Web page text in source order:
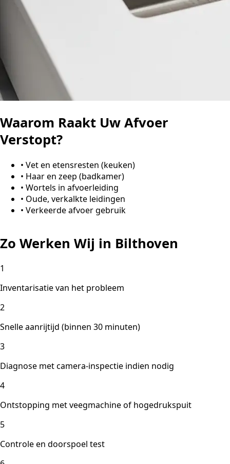
Waarom Raakt Uw Afvoer
Verstopt?
• Vet en etensresten (keuken)
• Haar en zeep (badkamer)
• Wortels in afvoerleiding
• Oude, verkalkte leidingen
• Verkeerde afvoer gebruik
Zo Werken Wij in Bilthoven
1
Inventarisatie van het probleem
2
Snelle aanrijtijd (binnen 30 minuten)
3
Diagnose met camera-inspectie indien nodig
4
Ontstopping met veegmachine of hogedrukspuit
5
Controle en doorspoel test